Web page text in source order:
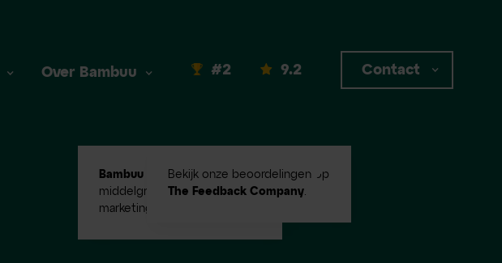
Over Bambuu Contact
#2
Bambuu #2
in Emerce100
middelgroot digital
marketingbureaus!
9.2
Bekijk onze beoordelingen op
The Feedback Company.